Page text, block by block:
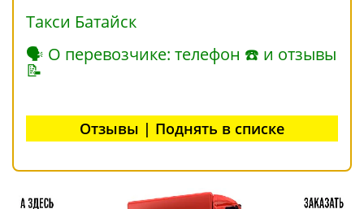
Такси Батайск
🗣 О перевозчике: телефон ☎ и отзывы
📝
Отзывы | Поднять в списке